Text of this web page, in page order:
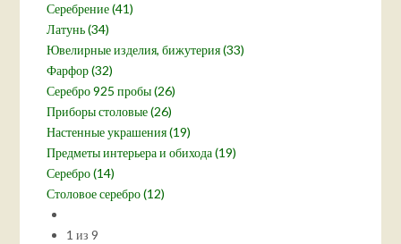
Серебрение (41)
Латунь (34)
Ювелирные изделия, бижутерия (33)
Фарфор (32)
Серебро 925 пробы (26)
Приборы столовые (26)
Настенные украшения (19)
Предметы интерьера и обихода (19)
Серебро (14)
Столовое серебро (12)
1 из 9